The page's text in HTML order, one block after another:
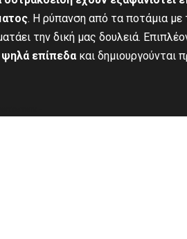
. Η ρύπανση από τα ποτάμια
την δική μας δουλειά.
επίπεδα και δημιουργούνται